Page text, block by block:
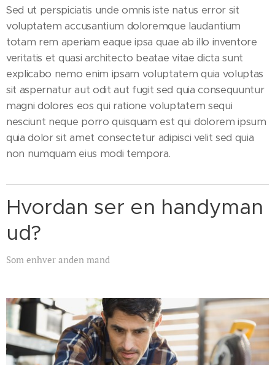
Sed ut perspiciatis unde omnis iste natus error sit
voluptatem accusantium doloremque laudantium
totam rem aperiam eaque ipsa quae ab illo inventore
veritatis et quasi architecto beatae vitae dicta sunt
explicabo nemo enim ipsam voluptatem quia voluptas
sit aspernatur aut odit aut fugit sed quia consequuntur
magni dolores eos qui ratione voluptatem sequi
nesciunt neque porro quisquam est qui dolorem ipsum
quia dolor sit amet consectetur adipisci velit sed quia
non numquam eius modi tempora.
Hvordan ser en handyman
ud?
Som enhver anden mand